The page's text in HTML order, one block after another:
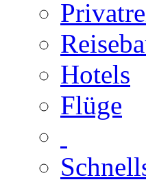
Hotels
Flüge